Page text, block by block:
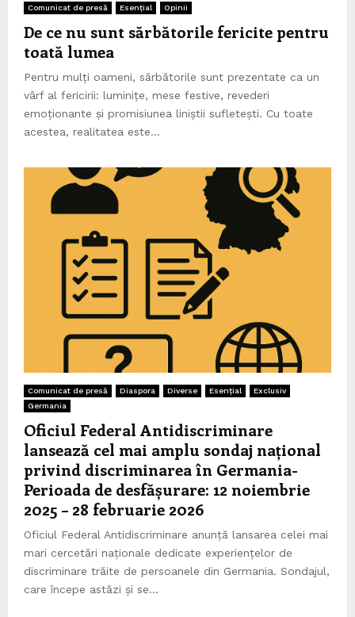
Comunicat de presă Esențial Opinii
De ce nu sunt sărbătorile fericite pentru
toată lumea
Pentru mulți oameni, sărbătorile sunt prezentate ca un
vârf al fericirii: luminițe, mese festive, revederi
emoționante și promisiunea liniștii sufletești. Cu toate
acestea, realitatea este...
Comunicat de presă Diaspora Diverse Esențial
Exclusiv
Germania
Oficiul Federal Antidiscriminare
lansează cel mai amplu sondaj național
privind discriminarea în Germania-
Perioada de desfășurare: 12 noiembrie
2025 – 28 februarie 2026
Oficiul Federal Antidiscriminare anunță lansarea celei mai
mari cercetări naționale dedicate experiențelor de
discriminare trăite de persoanele din Germania. Sondajul,
care începe astăzi și se...